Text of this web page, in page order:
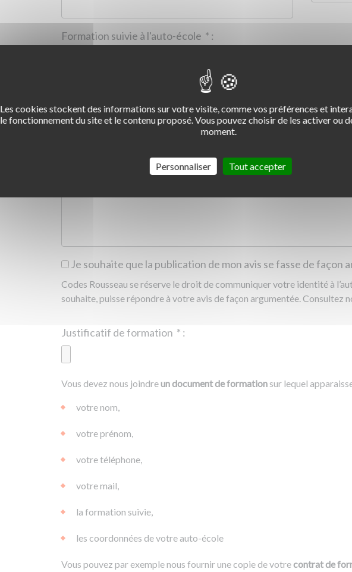
* :
1
2 3 4
Je souhaite que la publication de mon avis se fasse de façon
Codes Rousseau se réserve le droit de communiquer votre identité à
souhaite, puisse répondre à votre avis de façon argumentée. Consultez
* :
||0.00 Ko
Vous devez nous joindreun document de formation sur lequel
votre nom,
votre prénom,
votre téléphone,
votre mail,
la formation suivie,
les coordonnées de votre auto-école
Vous pouvez par exemple nous fournir une copie de votrecontrat de
Les cookies stockent des informations sur votre visite, comme vos préférences et
le fonctionnement du site et le contenu proposé. Vous pouvez choisir de les activer ou
moment.
Tout accepter
Personnaliser